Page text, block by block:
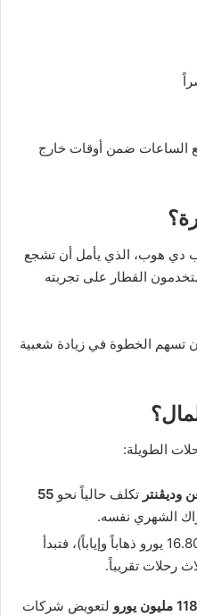
الساعات ضمن أوقات خارج
دي هوب، الذي يأمل أن تشجع
القطار على تجربته
تسهم الخطوة في زيادة شعبية
الطويلة:
وديڤنتر تكلف حالياً نحو 55
الشهري نفسه.
(16.80 يورو ذهاباً وإياباً)، فتبدأ
رحلات تقريباً.
118 مليون يورو
لتعويض شركات